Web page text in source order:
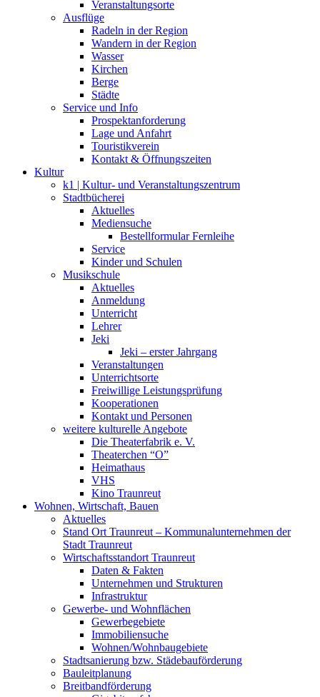
Veranstaltungsorte
Ausflüge
Radeln in der Region
Wandern in der Region
Wasser
Kirchen
Berge
Städte
Service und Info
Prospektanforderung
Lage und Anfahrt
Touristikverein
Kontakt & Öffnungszeiten
Kultur
k1 | Kultur- und Veranstaltungszentrum
Stadtbücherei
Aktuelles
Mediensuche
Bestellformular Fernleihe
Service
Kinder und Schulen
Musikschule
Aktuelles
Anmeldung
Unterricht
Lehrer
Jeki
Jeki – erster Jahrgang
Veranstaltungen
Unterrichtsorte
Freiwillige Leistungsprüfung
Kooperationen
Kontakt und Personen
weitere kulturelle Angebote
Die Theaterfabrik e. V.
Theaterchen “O”
Heimathaus
VHS
Kino Traunreut
Wohnen, Wirtschaft, Bauen
Aktuelles
Stand Ort Traunreut – Kommunalunternehmen der
Stadt Traunreut
Wirtschaftsstandort Traunreut
Daten & Fakten
Unternehmen und Strukturen
Infrastruktur
Gewerbe- und Wohnflächen
Gewerbegebiete
Immobiliensuche
Wohnen/Wohnbaugebiete
Stadtsanierung bzw. Städebauförderung
Bauleitplanung
Breitbandförderung